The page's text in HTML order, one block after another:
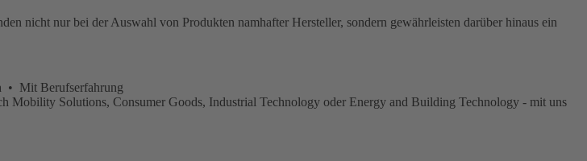
nicht nur bei der Auswahl von Produkten namhafter Hersteller, sondern gewährleisten darüber hinaus ein
• Mit Berufserfahrung
Mobility Solutions, Consumer Goods, Industrial Technology oder Energy and Building Technology - mit uns